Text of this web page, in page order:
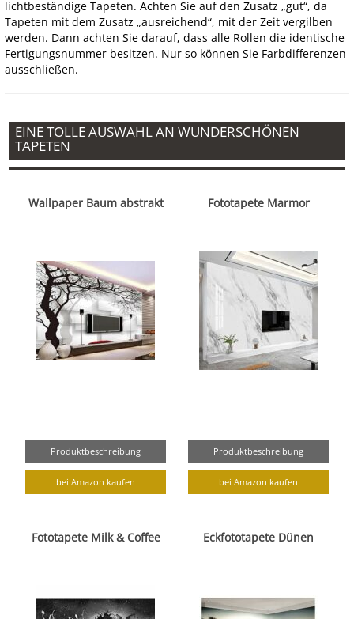
lichtbeständige Tapeten. Achten Sie auf den Zusatz „gut“, da
Tapeten mit dem Zusatz „ausreichend“, mit der Zeit vergilben
werden. Dann achten Sie darauf, dass alle Rollen die identische
Fertigungsnummer besitzen. Nur so können Sie Farbdifferenzen
ausschließen.
EINE TOLLE AUSWAHL AN WUNDERSCHÖNEN
TAPETEN
Wallpaper Baum abstrakt
Produktbeschreibung
bei Amazon kaufen
Fototapete Marmor
Produktbeschreibung
bei Amazon kaufen
Fototapete Milk & Coffee Eckfototapete Dünen